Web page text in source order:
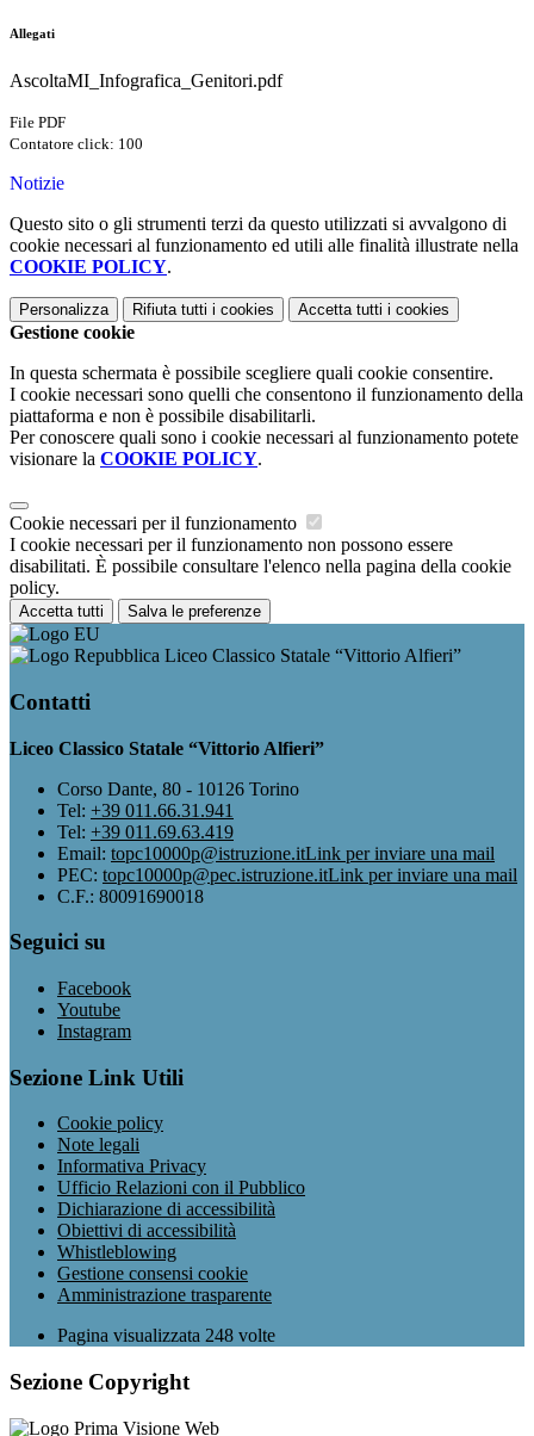
Allegati
AscoltaMI_Infografica_Genitori.pdf
File PDF
Contatore click: 100
Notizie
Questo sito o gli strumenti terzi da questo utilizzati si avvalgono di
cookie necessari al funzionamento ed utili alle finalità illustrate nella
COOKIE POLICY.
Personalizza Rifiuta tutti i cookies Accetta tutti i cookies
Gestione cookie
In questa schermata è possibile scegliere quali cookie consentire.
I cookie necessari sono quelli che consentono il funzionamento della
piattaforma e non è possibile disabilitarli.
Per conoscere quali sono i cookie necessari al funzionamento potete
visionare la COOKIE POLICY.
Cookie necessari per il funzionamento
I cookie necessari per il funzionamento non possono essere
disabilitati. È possibile consultare l'elenco nella pagina della cookie
policy.
Accetta tutti Salva le preferenze
Liceo Classico Statale “Vittorio Alfieri”
Contatti
Liceo Classico Statale “Vittorio Alfieri”
Corso Dante, 80 - 10126 Torino
Tel: +39 011.66.31.941
Tel: +39 011.69.63.419
Email: topc10000p@istruzione.itLink per inviare una mail
PEC: topc10000p@pec.istruzione.itLink per inviare una mail
C.F.: 80091690018
Seguici su
Facebook
Youtube
Instagram
Sezione Link Utili
Cookie policy
Note legali
Informativa Privacy
Ufficio Relazioni con il Pubblico
Dichiarazione di accessibilità
Obiettivi di accessibilità
Whistleblowing
Gestione consensi cookie
Amministrazione trasparente
Pagina visualizzata 248 volte
Sezione Copyright